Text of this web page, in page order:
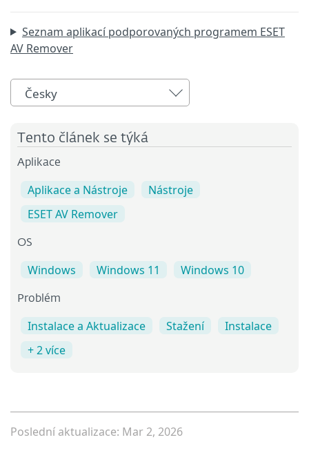
Seznam aplikací podporovaných programem ESET
AV Remover
Česky
Tento článek se týká
Aplikace
Aplikace a Nástroje
Nástroje
ESET AV Remover
OS
Windows Windows 11 Windows 10
Problém
Instalace a Aktualizace Stažení
Instalace
+ 2 více
Poslední aktualizace: Mar 2, 2026